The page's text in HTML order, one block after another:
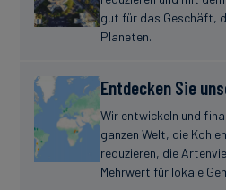
gut für das Geschäft,
Planeten.
Entdecken Sie
Wir entwickeln und
ganzen Welt, die
reduzieren, die
Mehrwert für lokale